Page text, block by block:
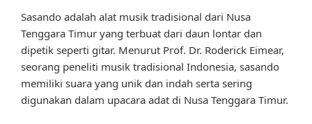
Sasando adalah alat musik tradisional dari Nusa
Tenggara Timur yang terbuat dari daun lontar dan
dipetik seperti gitar. Menurut Prof. Dr. Roderick Eimear,
seorang peneliti musik tradisional Indonesia, sasando
memiliki suara yang unik dan indah serta sering
digunakan dalam upacara adat di Nusa Tenggara Timur.